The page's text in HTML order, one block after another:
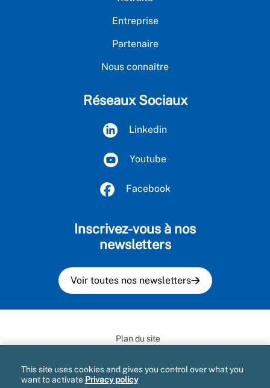
Entreprise
Partenaire
Nous connaître
Réseaux Sociaux
Linkedin
Youtube
Facebook
Inscrivez-vous à nos
newsletters
Voir toutes nos newsletters
Plan du site
Informatique et libertés
This site uses cookies and gives you control over what you
want to activate Privacy policy